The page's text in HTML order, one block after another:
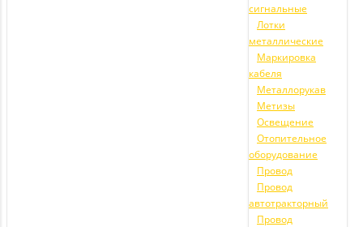
сигнальные
Лотки
металлические
Маркировка
кабеля
Металлорукав
Метизы
Освещение
Отопительное
оборудование
Провод
Провод
автотракторный
Провод